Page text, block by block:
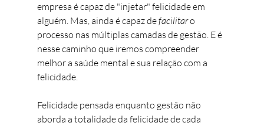
empresa é capaz de "injetar" felicidade em
alguém. Mas, ainda é capaz de facilitar o
processo nas múltiplas camadas de gestão. E é
nesse caminho que iremos compreender
melhor a saúde mental e sua relação com a
felicidade.
Felicidade pensada enquanto gestão não
aborda a totalidade da felicidade de cada